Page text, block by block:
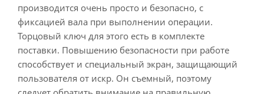
производится очень просто и безопасно, с
фиксацией вала при выполнении операции.
Торцовый ключ для этого есть в комплекте
поставки. Повышению безопасности при работе
способствует и специальный экран, защищающий
пользователя от искр. Он съемный, поэтому